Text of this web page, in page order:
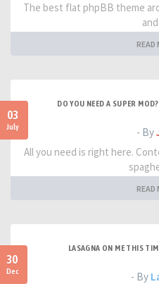
The best flat phpBB theme
READ
03
July
DO YOU NEED A SUPER
- By
All you need is right here.
READ
30
Dec
LASAGNA ON ME THIS
- By